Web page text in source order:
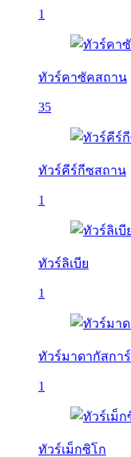
1
ทัวร์คาซัคสถาน
35
ทัวร์คีร์กีซสถาน
1
ทัวร์ลิเบีย
1
ทัวร์มาดากัสการ์
1
ทัวร์เม็กซิโก